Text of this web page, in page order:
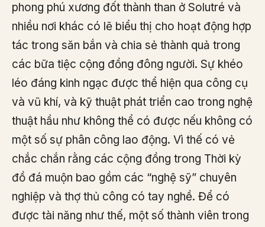
phong phú xương đốt thành than ở Solutré và
nhiều nơi khác có lẽ biểu thị cho hoạt động hợp
tác trong săn bắn và chia sẻ thành quả trong
các bữa tiệc cộng đồng đông người. Sự khéo
léo đáng kinh ngạc được thể hiện qua công cụ
và vũ khí, và kỹ thuật phát triển cao trong nghệ
thuật hầu như không thể có được nếu không có
một số sự phân công lao động. Vì thế có vẻ
chắc chắn rằng các cộng đồng trong Thời kỳ
đồ đá muộn bao gồm các “nghệ sỹ” chuyên
nghiệp và thợ thủ công có tay nghề. Để có
được tài năng như thế, một số thành viên trong